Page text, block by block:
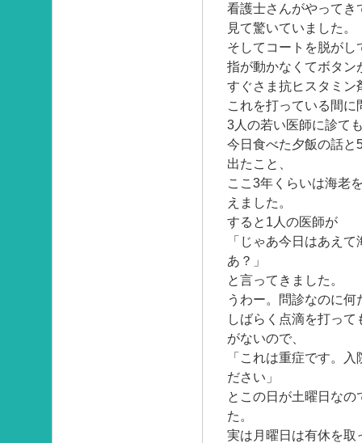
看護士さんがやってき
見て驚いていました。
そしてコートを脱がし
指が動かなくてボタン
すぐさま抗ヒスタミン
これを打っている間に
3人の若い医師に診て
今日食べた夕飯の話と
出たこと、
ここ3年くらいは海老
えました。
すると1人の医師が
「じゃあ今日はあえ
あ？」
と言ってきました。
うわー。問診なのに
しばらく点滴を打っ
がないので、
「これは重症です。
ださい」
とこの日が土曜日な
た。
実は月曜日は有休を取